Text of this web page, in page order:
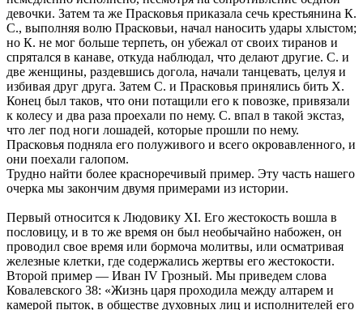
девочки. Затем та же Прасковья приказала сечь крестьянина К.
С., выполняя волю Прасковьи, начал наносить удары хлыстом;
но К. не мог больше терпеть, он убежал от своих тиранов и
спрятался в канаве, откуда наблюдал, что делают другие. С. и
две женщины, раздевшись догола, начали танцевать, целуя и
избивая друг друга. Затем С. и Прасковья принялись бить X.
Конец был таков, что они потащили его к повозке, привязали
к колесу и два раза проехали по нему. С. впал в такой экстаз,
что лег под ноги лошадей, которые прошли по нему.
Прасковья подняла его полуживого и всего окровавленного, и
они поехали галопом.
Трудно найти более красноречивый пример. Эту часть нашего
очерка мы закончим двумя примерами из истории.
Первый относится к Людовику XI. Его жестокость вошла в
пословицу, и в то же время он был необычайно набожен, он
проводил свое время или бормоча молитвы, или осматривая
железные клетки, где содержались жертвы его жестокости.
Второй пример — Иван IV Грозный. Мы приведем слова
Ковалевского 38: «Жизнь царя проходила между алтарем и
камерой пыток, в обществе духовных лиц и исполнителей его